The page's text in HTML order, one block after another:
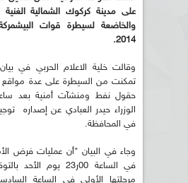
على مدينة كركوك الشمالية الغنية
والخاضعة لسيطرة قوات
2014.
وقالت خلية الاعلام الحربي في
تمكنت من السيطرة على عدة
حقول نفط ومنشآت أمنية بعد
الوزراء حيدر العبادي عن إصداره
في المحافظة.
وجاء في البيان "أن عمليات فرض
في الساعة 00ر23 يوم
مرحلتها الأولى في الساعة